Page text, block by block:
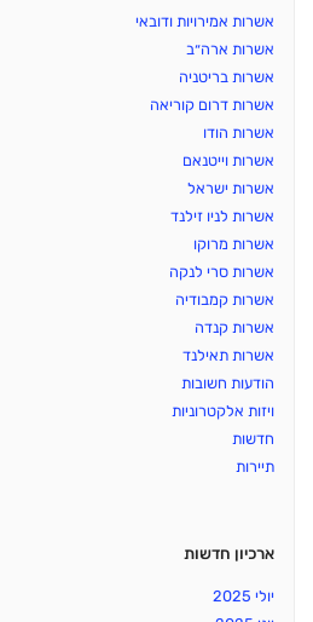
אשרות אמירויות ודובאי
אשרות ארה״ב
אשרות בריטניה
אשרות דרום קוריאה
אשרות הודו
אשרות וייטנאם
אשרות ישראל
אשרות לניו זילנד
אשרות מרוקו
אשרות סרי לנקה
אשרות קמבודיה
אשרות קנדה
אשרות תאילנד
הודעות חשובות
ויזות אלקטרוניות
חדשות
תיירות
ארכיון חדשות
יולי 2025